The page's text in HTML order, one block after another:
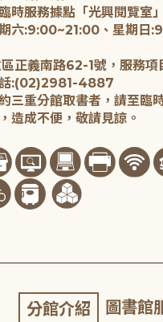
時服務據點「光興閱覽室
六:9:00~21:00、星期日
正義南路62-1號，服務項
:(02)2981-4887
三重分館取書者，請至臨
造成不便，敬請見諒。
分館介紹 圖書館